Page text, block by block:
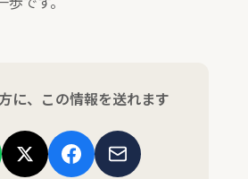
に、この情報を送れます